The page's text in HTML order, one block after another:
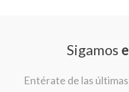
Sigamos
Entérate de las